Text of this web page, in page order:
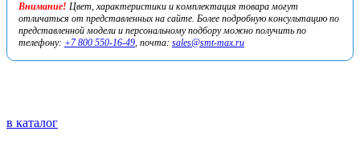
Внимание! Цвет, характеристики и комплектация товара могут
отличаться от представленных на сайте. Более подробную консультацию по
представленной модели и персональному подбору можно получить по
телефону: +7 800 550-16-49, почта: sales@smt-max.ru
в каталог